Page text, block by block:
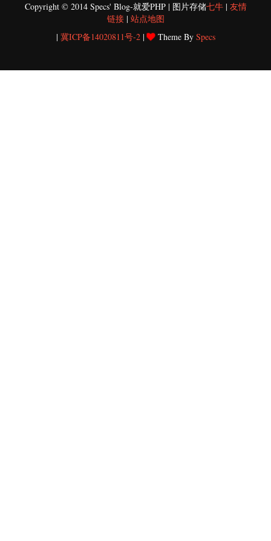
Copyright © 2014 Specs' Blog-就爱PHP | 图片存储七牛| 友情
链接| 站点地图
| 冀ICP备14020811号-2| Theme By Specs